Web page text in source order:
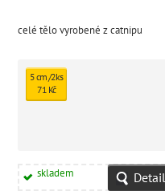
celé tělo vyrobené z catnipu
5 cm /2ks
71 Kč
skladem Detail